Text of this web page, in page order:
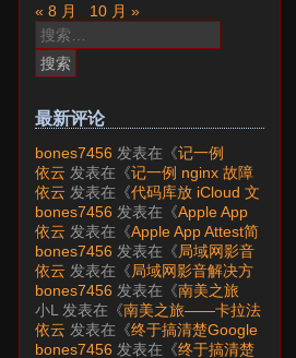
« 8 月
10 月 »
搜
索：
最新评论
bones7456 发表在《记一例
nginx 故障分析》
依云 发表在《记一例 nginx 故障
分析 》
依云 发表在《代码库放 iCloud 文
件夹会怎样？》
bones7456 发表在《Apple App
Attest简介》
依云 发表在《Apple App Attest简
介》
bones7456 发表在《局域网影音
解决方案——Jellyfin》
依云 发表在《局域网影音解决方
案——Jellyfin》
bones7456 发表在《南美之旅
——卡拉法特看莫雷诺大冰川》
小L 发表在《南美之旅——卡拉法
特看莫雷诺大冰川》
依云 发表在《终于搞清楚Google
账号的所属国家的逻辑了》
bones7456 发表在《终于搞清楚